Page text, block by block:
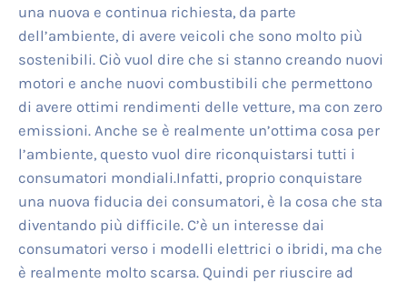
una nuova e continua richiesta, da parte
dell’ambiente, di avere veicoli che sono molto più
sostenibili. Ciò vuol dire che si stanno creando nuovi
motori e anche nuovi combustibili che permettono
di avere ottimi rendimenti delle vetture, ma con zero
emissioni. Anche se è realmente un’ottima cosa per
l’ambiente, questo vuol dire riconquistarsi tutti i
consumatori mondiali.Infatti, proprio conquistare
una nuova fiducia dei consumatori, è la cosa che sta
diventando più difficile. C’è un interesse dai
consumatori verso i modelli elettrici o ibridi, ma che
è realmente molto scarsa. Quindi per riuscire ad